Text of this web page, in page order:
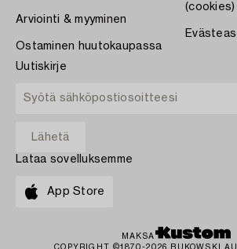
Arviointi & myyminen
Ostaminen huutokaupassa
(cookies)
Uutiskirje
Lataa sovelluksemme
App Store
MAKSA